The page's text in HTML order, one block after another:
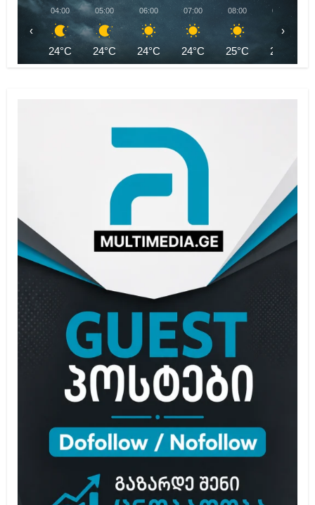
04:00
24°C
05:00
24°C
06:00
24°C
07:00
24°C
08:00
25°C
09:00
27°C
‹ ›